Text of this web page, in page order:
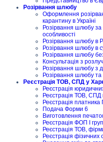
Розірвання шлюбу
Оформлення
карантину в Україні
Розірвання шлюбу
особливості
Розірвання шлюбу в
Розірвання шлюбу в
Розірвання шлюбу
Консультація з
Розірвання шлюбу з
Розірвання шлюбу
Реєстрація ТОВ, СПД у
Реєстрація
Реєстрація ТОВ, СПД
Реєстрація
Подача Форми 6
Виготовлення
Реєстрація ФОП I
Реєстрація ТОВ,
Реєстрація фізичних